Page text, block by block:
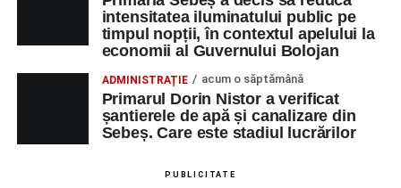
Adaugă-ne ca sursă preferată
Urmărește-ne pe Google News
Ultimele știri din Sebeș
Femeie de 66 de ani, transportată în stare gravă la
intensitatea iluminatului public pe
timpul nopții, în contextul apelului la
economii al Guvernului Bolojan
ADMINISTRAȚIE acum o săptămână
Primarul Dorin Nistor a verificat
șantierele de apă și canalizare din
Sebeș. Care este stadiul lucrărilor
PUBLICITATE